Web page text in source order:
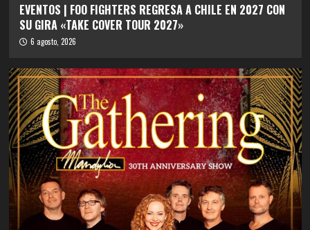
EVENTOS | FOO FIGHTERS REGRESA A CHILE EN 2027 CON
SU GIRA «TAKE COVER TOUR 2027»
6 agosto, 2026